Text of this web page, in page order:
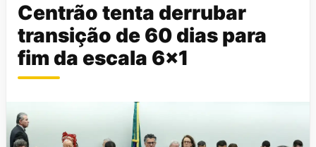
Centrão tenta derrubar
transição de 60 dias para
fim da escala 6×1